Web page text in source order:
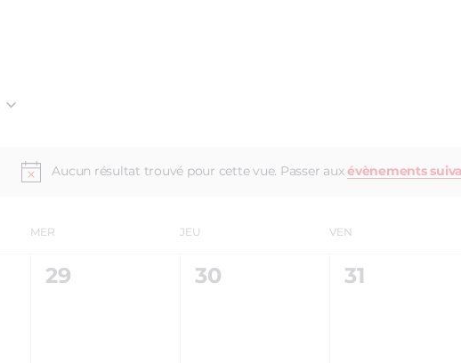
Aucun résultat trouvé pour cette vue. Passer aux évènements
MER JEU VEN
0
29
0
30
0
31